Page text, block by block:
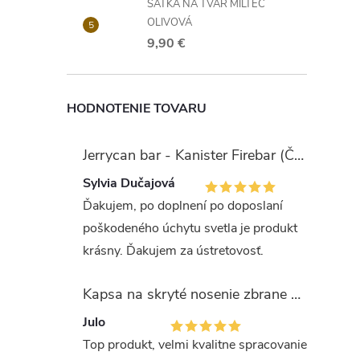
ŠATKA NA TVÁR MILTEC
OLIVOVÁ
9,90 €
HODNOTENIE TOVARU
Jerrycan bar - Kanister Firebar (Červený)
Sylvia Dučajová
Ďakujem, po doplnení po doposlaní
poškodeného úchytu svetla je produkt
krásny. Ďakujem za ústretovosť.
Kapsa na skryté nosenie zbrane OLIVA (veľkosť Glock 17/19)
Julo
Top produkt, velmi kvalitne spracovanie